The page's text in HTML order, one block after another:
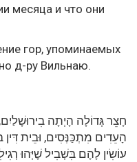
месяца и что они
гор, упоминаемых
д-ру Вильнаю.
חָצֵר גְּדוֹלָה הָיְתָה
הָעֵדִים מִתְכַּנְּסִים, וּבֵית דִּין
עוֹשִׂין לָהֶם בִּשְׁבִיל שֶׁיְּהוּ